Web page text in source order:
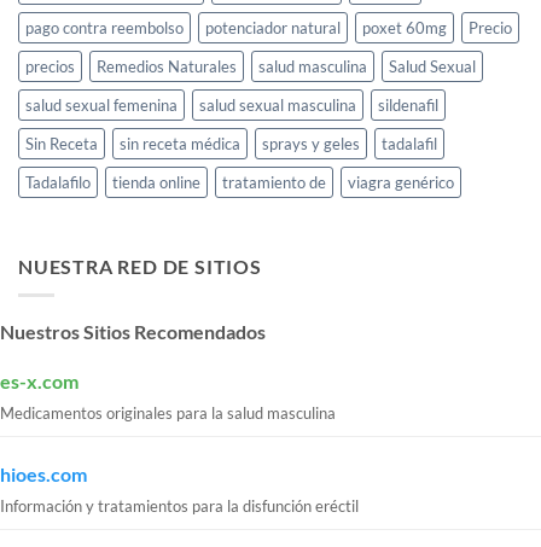
pago contra reembolso
potenciador natural poxet 60mg
Precio
precios
Remedios Naturales salud masculina
Salud Sexual
salud sexual femenina
salud sexual masculina
sildenafil
Sin Receta
sin receta médica sprays y geles
tadalafil
Tadalafilo
tienda online tratamiento de viagra genérico
NUESTRA RED DE SITIOS
Nuestros Sitios Recomendados
es-x.com
Medicamentos originales para la salud masculina
hioes.com
Información y tratamientos para la disfunción eréctil